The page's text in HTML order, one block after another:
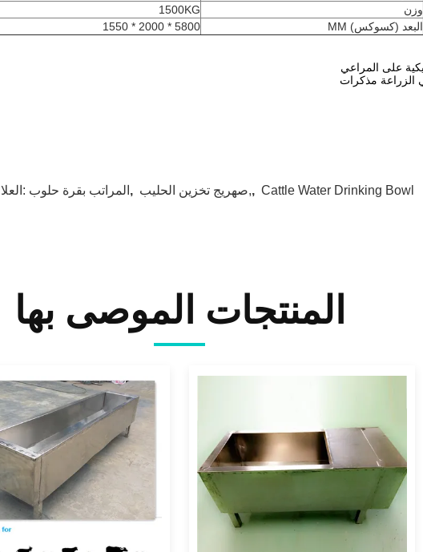
وزن
1500KG
البعد (كسوكس) MM
5800 * 2000 * 1550
العلامات: المراتب بقرة حلوب , صهريج تخزين الحليب,, Cattle Water Drinking Bowl
المنتجات الموصى بها